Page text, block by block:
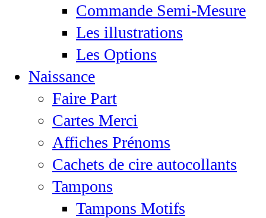
Commande Semi-Mesure
Les illustrations
Les Options
Naissance
Faire Part
Cartes Merci
Affiches Prénoms
Cachets de cire autocollants
Tampons
Tampons Motifs